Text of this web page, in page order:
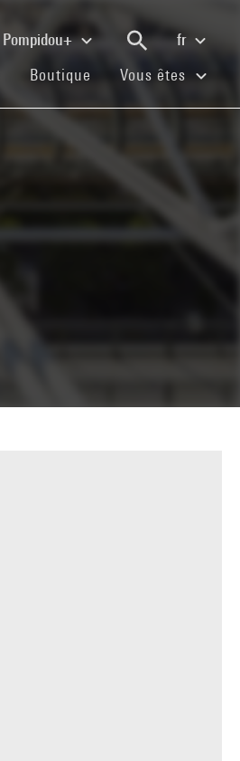
Pompidou+
fr
(current)
Boutique (current)
Vous êtes